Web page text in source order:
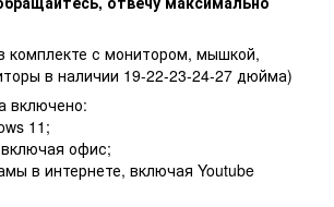
комплекте с монитором, мышкой,
в наличии 19-22-23-24-27 дюйма)
включено:
11;
офис;
в интернете, включая Youtube